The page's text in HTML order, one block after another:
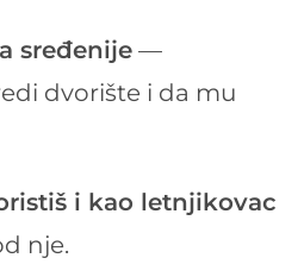
sređenije—
dvorište i da mu
i kao letnjikovac
nje.